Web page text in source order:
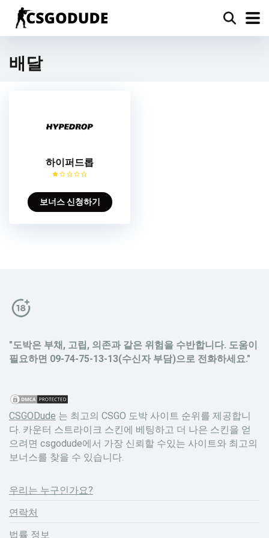
배달
하이퍼드롭
보너스 신청하기
"도박은 부채, 고립, 의존과 같은 위험을 수반합니다. 도움이
필요하면 09-74-75-13-13(수신자 부담)으로 전화하세요."
CSGODude 는 최고의 CSGO 도박 사이트 순위를 제공합니
다. 카운터 스트라이크 스킨에 베팅하고 더 나은 스킨을 얻
으려면 csgodude에서 가장 신뢰할 수있는 사이트와 최고의
보너스를 찾을 수 있습니다.
우리는 누구인가요?
연락처
법률 정보